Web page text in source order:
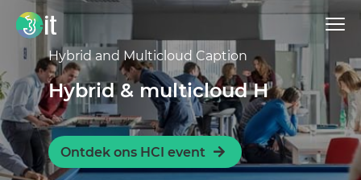
Hybrid and Multicloud Caption
Hybrid & multicloud H
Ontdek ons HCI event